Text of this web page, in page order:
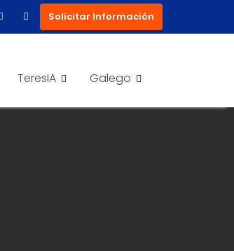
Solicitar Información
TeresIA Galego